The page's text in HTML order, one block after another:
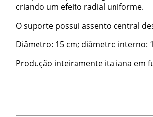
criando um efeito radial uniforme.
O suporte possui assento central
Diâmetro: 15 cm; diâmetro interno:
Produção inteiramente italiana em